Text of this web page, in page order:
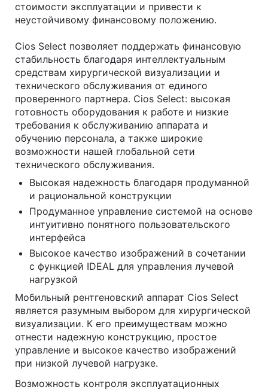
стоимости эксплуатации и привести к
неустойчивому финансовому положению.
Cios Select позволяет поддержать финансовую
стабильность благодаря интеллектуальным
средствам хирургической визуализации и
технического обслуживания от единого
проверенного партнера. Cios Select: высокая
готовность оборудования к работе и низкие
требования к обслуживанию аппарата и
обучению персонала, а также широкие
возможности нашей глобальной сети
технического обслуживания.
Высокая надежность благодаря продуманной
и рациональной конструкции
Продуманное управление системой на основе
интуитивно понятного пользовательского
интерфейса
Высокое качество изображений в сочетании
с функцией IDEAL для управления лучевой
нагрузкой
Мобильный рентгеновский аппарат Cios Select
является разумным выбором для хирургической
визуализации. К его преимуществам можно
отнести надежную конструкцию, простое
управление и высокое качество изображений
при низкой лучевой нагрузке.
Возможность контроля эксплуатационных